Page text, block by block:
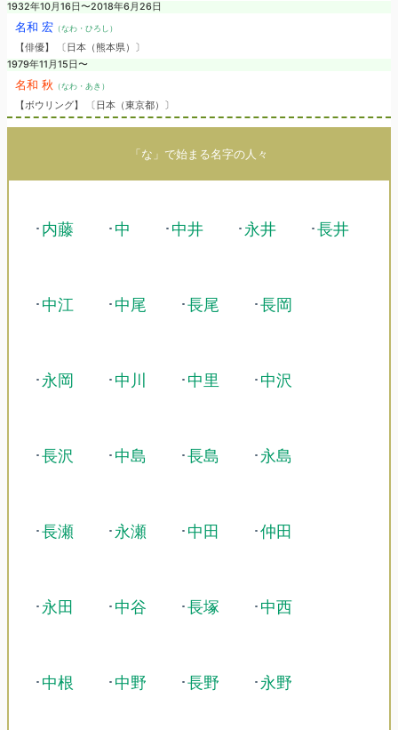
1932年10月16日〜2018年6月26日
名和 宏（なわ・ひろし）
【俳優】 〔日本（熊本県）〕
1979年11月15日〜
名和 秋 （なわ・あき）
【ボウリング】 〔日本（東京都）〕
「な」で始まる名字の人々
･内藤 ･中 ･中井 ･永井 ･長井
･中江 ･中尾 ･長尾 ･長岡
･永岡 ･中川 ･中里 ･中沢
･長沢 ･中島 ･長島 ･永島
･長瀬 ･永瀬 ･中田 ･仲田
･永田 ･中谷 ･長塚 ･中西
･中根 ･中野 ･長野 ･永野